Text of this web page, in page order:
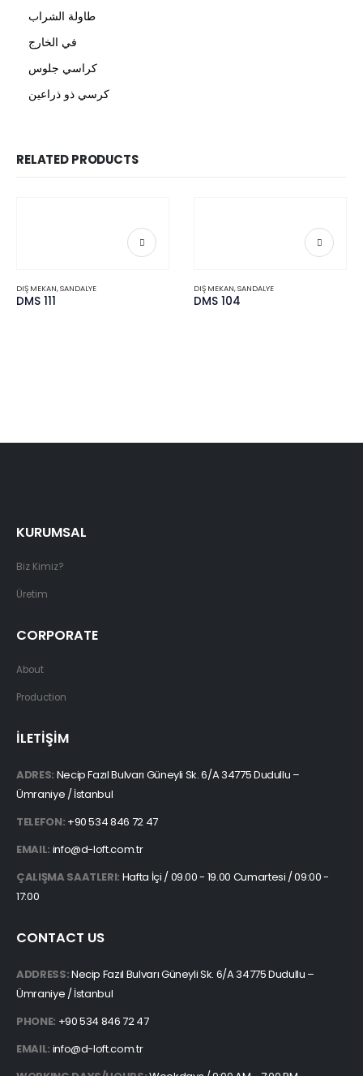
طاولة الشراب
في الخارج
كراسي جلوس
كرسي ذو ذراعين
RELATED PRODUCTS
DIŞ MEKAN,SANDALYE
DMS 111
DIŞ MEKAN,SANDALYE
DMS 104
KURUMSAL
Biz Kimiz?
Üretim
CORPORATE
About
Production
İLETİŞİM
ADRES: Necip Fazıl Bulvarı Güneyli Sk. 6/A 34775 Dudullu –
Ümraniye / İstanbul
TELEFON: +90 534 846 72 47
EMAIL: info@d-loft.com.tr
ÇALIŞMA SAATLERI: Hafta İçi / 09.00 - 19.00 Cumartesi / 09:00 -
17:00
CONTACT US
ADDRESS:Necip Fazıl Bulvarı Güneyli Sk. 6/A 34775 Dudullu –
Ümraniye / İstanbul
PHONE: +90 534 846 72 47
EMAIL: info@d-loft.com.tr